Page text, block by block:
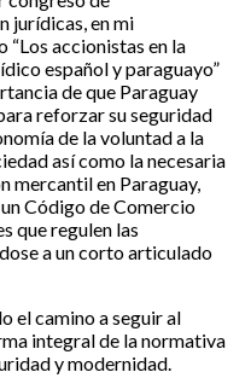
jurídicas, en mi
accionistas en la
español y paraguayo”
de que Paraguay
reforzar su seguridad
de la voluntad a la
así como la necesaria
mercantil en Paraguay,
Código de Comercio
que regulen las
a un corto articulado
el camino a seguir al
integral de la normativa
y modernidad.